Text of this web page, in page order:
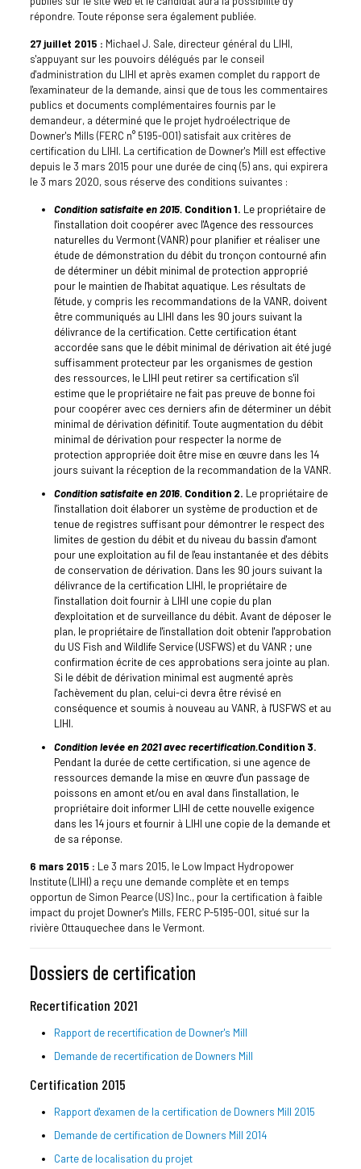
répondre. Toute réponse sera également publiée.
27 juillet 2015 : Michael J. Sale, directeur général du LIHI,
s'appuyant sur les pouvoirs délégués par le conseil
d'administration du LIHI et après examen complet du rapport de
l'examinateur de la demande, ainsi que de tous les commentaires
publics et documents complémentaires fournis par le
demandeur, a déterminé que le projet hydroélectrique de
Downer's Mills (FERC n° 5195-001) satisfait aux critères de
certification du LIHI. La certification de Downer's Mill est effective
depuis le 3 mars 2015 pour une durée de cinq (5) ans, qui expirera
le 3 mars 2020, sous réserve des conditions suivantes :
Condition satisfaite en 2015.Condition 1. Le propriétaire de
l'installation doit coopérer avec l'Agence des ressources
naturelles du Vermont (VANR) pour planifier et réaliser une
étude de démonstration du débit du tronçon contourné afin
de déterminer un débit minimal de protection approprié
pour le maintien de l'habitat aquatique. Les résultats de
l'étude, y compris les recommandations de la VANR, doivent
être communiqués au LIHI dans les 90 jours suivant la
délivrance de la certification. Cette certification étant
accordée sans que le débit minimal de dérivation ait été jugé
suffisamment protecteur par les organismes de gestion
des ressources, le LIHI peut retirer sa certification s'il
estime que le propriétaire ne fait pas preuve de bonne foi
pour coopérer avec ces derniers afin de déterminer un débit
minimal de dérivation définitif. Toute augmentation du débit
minimal de dérivation pour respecter la norme de
protection appropriée doit être mise en œuvre dans les 14
jours suivant la réception de la recommandation de la VANR.
Condition satisfaite en 2016.Condition 2. Le propriétaire de
l'installation doit élaborer un système de production et de
tenue de registres suffisant pour démontrer le respect des
limites de gestion du débit et du niveau du bassin d'amont
pour une exploitation au fil de l'eau instantanée et des débits
de conservation de dérivation. Dans les 90 jours suivant la
délivrance de la certification LIHI, le propriétaire de
l'installation doit fournir à LIHI une copie du plan
d'exploitation et de surveillance du débit. Avant de déposer le
plan, le propriétaire de l'installation doit obtenir l'approbation
du US Fish and Wildlife Service (USFWS) et du VANR ; une
confirmation écrite de ces approbations sera jointe au plan.
Si le débit de dérivation minimal est augmenté après
l'achèvement du plan, celui-ci devra être révisé en
conséquence et soumis à nouveau au VANR, à l'USFWS et au
LIHI.
Condition levée en 2021 avec recertification.Condition 3.
Pendant la durée de cette certification, si une agence de
ressources demande la mise en œuvre d'un passage de
poissons en amont et/ou en aval dans l'installation, le
propriétaire doit informer LIHI de cette nouvelle exigence
dans les 14 jours et fournir à LIHI une copie de la demande et
de sa réponse.
6 mars 2015 : Le 3 mars 2015, le Low Impact Hydropower
Institute (LIHI) a reçu une demande complète et en temps
opportun de Simon Pearce (US) Inc., pour la certification à faible
impact du projet Downer's Mills, FERC P-5195-001, situé sur la
rivière Ottauquechee dans le Vermont.
Dossiers de certification
Recertification 2021
Rapport de recertification de Downer's Mill
Demande de recertification de Downers Mill
Certification 2015
Rapport d'examen de la certification de Downers Mill 2015
Demande de certification de Downers Mill 2014
Carte de localisation du projet